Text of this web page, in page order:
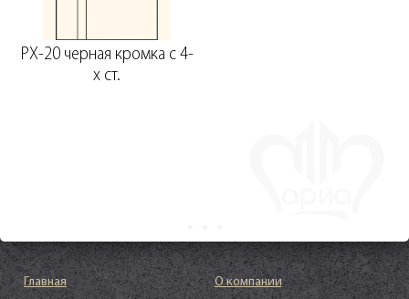
PX-20 черная кромка с 4-
х ст.
Главная О компании